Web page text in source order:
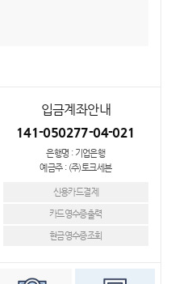
입금계좌안내
141-050277-04-021
은행명 : 기업은행
예금주 : (주)토크세븐
신용카드결제
카드영수증출력
현금영수증조회